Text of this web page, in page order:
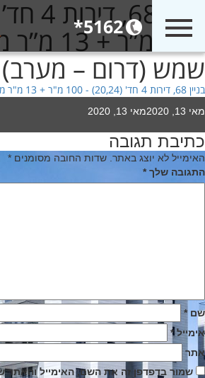
5162* 100 מ”ר
שמש (דרום – מערב)
בניין 68, דירות 4 חד' (20,24) - 100 מ"ר + 13 מ"ר מרפסת שמש (דרום - מערב)
Posted
מאי 13, 2020 מאי 13, 2020
כתיבת תגובה
האימייל לא יוצג באתר. שדות החובה מסומנים *
התגובה שלך*
שם*
אימייל*
אתר
שמור בדפדפן זה את השם, האימייל
ניווט